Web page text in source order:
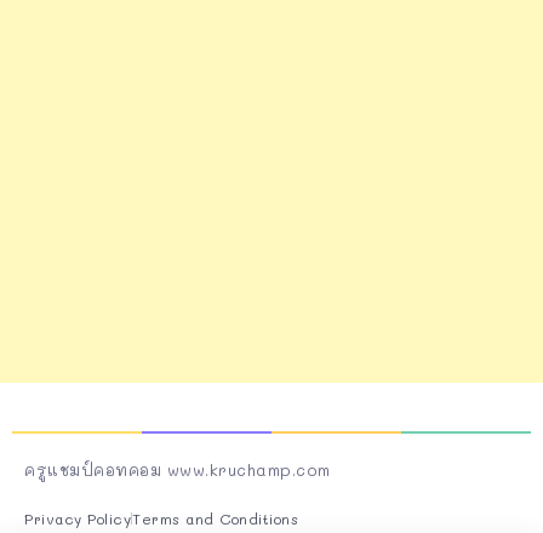
ครูแชมป์คอทคอม www.kruchamp.com
Privacy PolicyTerms and Conditions